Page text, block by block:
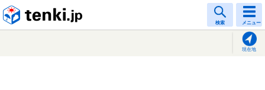
検索 メニュー
現在地